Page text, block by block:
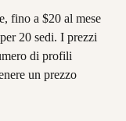
fino a $20 al mese
20 sedi. I prezzi
di profili
un prezzo